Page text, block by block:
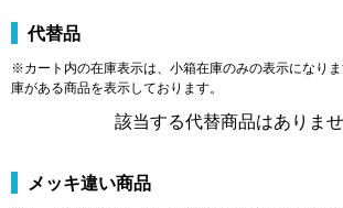
代替品
※カート内の在庫表示は、小箱在庫のみの表示になり
庫がある商品を表示しております。
該当する代替商品はありませ
メッキ違い商品